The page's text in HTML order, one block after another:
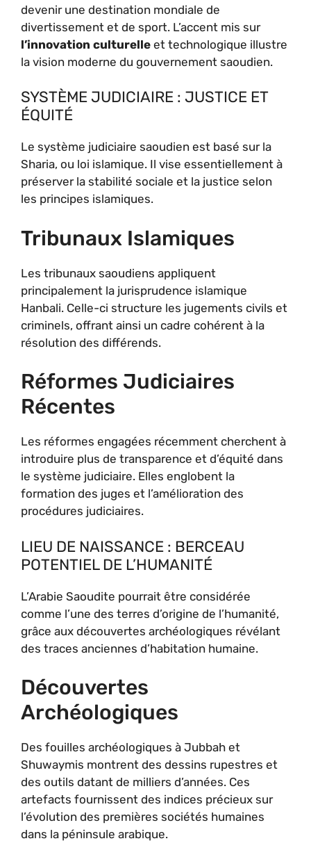
devenir une destination mondiale de
divertissement et de sport. L’accent mis sur
l’innovation culturelle et technologique illustre
la vision moderne du gouvernement saoudien.
SYSTÈME JUDICIAIRE : JUSTICE ET
ÉQUITÉ
Le système judiciaire saoudien est basé sur la
Sharia, ou loi islamique. Il vise essentiellement à
préserver la stabilité sociale et la justice selon
les principes islamiques.
Tribunaux Islamiques
Les tribunaux saoudiens appliquent
principalement la jurisprudence islamique
Hanbali. Celle-ci structure les jugements civils et
criminels, offrant ainsi un cadre cohérent à la
résolution des différends.
Réformes Judiciaires
Récentes
Les réformes engagées récemment cherchent à
introduire plus de transparence et d’équité dans
le système judiciaire. Elles englobent la
formation des juges et l’amélioration des
procédures judiciaires.
LIEU DE NAISSANCE : BERCEAU
POTENTIEL DE L’HUMANITÉ
L’Arabie Saoudite pourrait être considérée
comme l’une des terres d’origine de l’humanité,
grâce aux découvertes archéologiques révélant
des traces anciennes d’habitation humaine.
Découvertes
Archéologiques
Des fouilles archéologiques à Jubbah et
Shuwaymis montrent des dessins rupestres et
des outils datant de milliers d’années. Ces
artefacts fournissent des indices précieux sur
l’évolution des premières sociétés humaines
dans la péninsule arabique.